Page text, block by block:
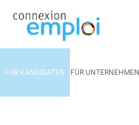
FÜR KANDIDATEN FÜR UNTERNEHMEN